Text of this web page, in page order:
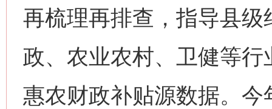
再梳理再排查，指导县
政、农业农村、卫健等
惠农财政补贴源数据。